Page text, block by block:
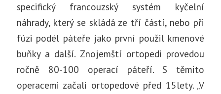
specifický francouzský systém kyčelní
náhrady, který se skládá ze tří částí, nebo při
fúzi podél páteře jako první použil kmenové
buňky a další. Znojemští ortopedi provedou
ročně 80-100 operací páteří. S těmito
operacemi začali ortopedové před 15lety. „V